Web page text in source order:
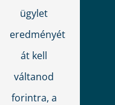
ügylet
eredményét
át kell
váltanod
forintra, a